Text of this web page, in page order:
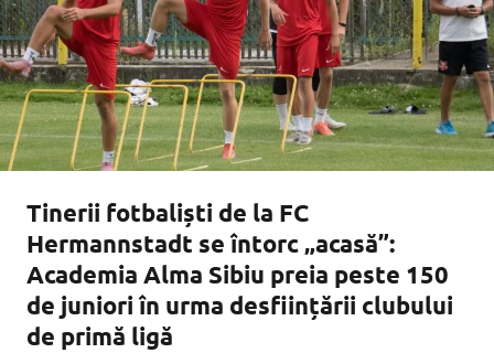
Tinerii fotbaliști de la FC
Hermannstadt se întorc „acasă”:
Academia Alma Sibiu preia peste 150
de juniori în urma desființării clubului
de primă ligă